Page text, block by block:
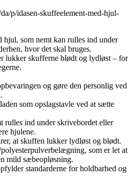
p/idasen-skuffeelement-med-hjul-
hjul, som nemt kan rulles ind under
hvor det skal bruges.
lukker skufferne blødt og lydløst – for
og gøre den personlig ved
som opslagstavle ved at sætte
rulles ind under skrivebordet eller
hjulene.
at skuffen lukker lydløst og blødt.
som er let at
mild sæbeopløsning.
standarderne for holdbarhed og